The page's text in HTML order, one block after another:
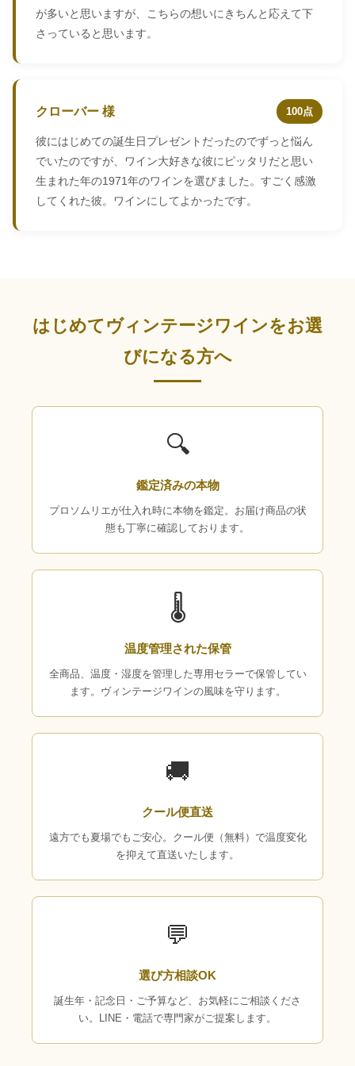
が多いと思いますが、こちらの想いにきちんと応えて下
さっていると思います。
クローバー 様 100点
彼にはじめての誕生日プレゼントだったのでずっと悩ん
でいたのですが、ワイン大好きな彼にピッタリだと思い
生まれた年の1971年のワインを選びました。すごく感激
してくれた彼。ワインにしてよかったです。
はじめてヴィンテージワインをお選
びになる方へ
🔍
鑑定済みの本物
プロソムリエが仕入れ時に本物を鑑定。お届け商品の状
態も丁寧に確認しております。
🌡
温度管理された保管
全商品、温度・湿度を管理した専用セラーで保管してい
ます。ヴィンテージワインの風味を守ります。
🚚
クール便直送
遠方でも夏場でもご安心。クール便（無料）で温度変化
を抑えて直送いたします。
💬
選び方相談OK
誕生年・記念日・ご予算など、お気軽にご相談くださ
い。LINE・電話で専門家がご提案します。